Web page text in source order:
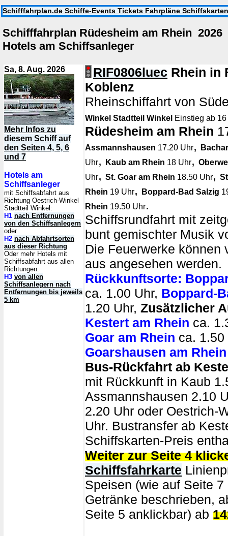
Schifffahrplan.de Schiffe-Events Tickets Fahrpläne Schiffskarten
Schifffahrplan Rüdesheim am Rhein
Hotels am Schiffsanleger
Sa, 8. Aug. 2026
Mehr Infos zu
diesem Schiff auf
den Seiten 4, 5, 6
und 7
Hotels am
Schiffsanleger
mit Schiffsabfahrt aus
Richtung Oestrich-Winkel
Stadtteil Winkel:
H1 nach Entfernungen
von den Schiffsanlegern
oder
H2 nach Abfahrtsorten
aus dieser Richtung
Oder mehr Hotels mit
Schiffsabfahrt aus allen
Richtungen:
H3 von allen
Schiffsanlegern nach
Entfernungen bis jeweils
5 km
RIF0806luec Rhein in
Koblenz
Rheinschiffahrt von
Winkel Stadtteil Winkel Einstieg ab
Rüdesheim am Rhein
Assmannshausen 17.20 Uhr,
Uhr, Kaub am Rhein 18 Uhr,
Uhr, St. Goar am Rhein 18.50 Uhr,
Rhein 19 Uhr, Boppard-Bad Salzig
Rhein 19.50 Uhr.
Schiffsrundfahrt mit
bunt gemischter Musik
Die Feuerwerke können
aus angesehen werden.
Rückkunftsorte:
ca. 1.00 Uhr, Boppard-
1.20 Uhr, Zusätzlicher
Kestert am Rhein ca.
Goar am Rhein ca.
Goarshausen am Rhein
Bus-Rückfahrt ab
mit Rückkunft in Kaub
Assmannshausen 2.10
2.20 Uhr oder Oestrich-
Uhr. Bustransfer ab
Schiffskarten-Preis
Weiter zur Seite 4
Schiffsfahrkarte
Speisen (wie auf Seite 7
Getränke beschrieben,
Seite 5 anklickbar) ab